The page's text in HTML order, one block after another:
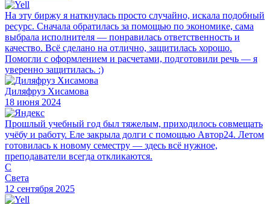
На эту биржу я наткнулась просто случайно, искала подобный
ресурс. Сначала обратилась за помощью по экономике, сама
выбрала исполнителя — понравилась ответственность и
качество. Всё сделано на отлично, защитилась хорошо.
Помогли с оформлением и расчетами, подготовили речь — я
уверенно защитилась. :)
Диляфруз Хисамова
18 июня 2024
Прошлый учебный год был тяжелым, приходилось совмещать
учёбу и работу. Еле закрыла долги с помощью Автор24. Летом
готовилась к новому семестру — здесь всё нужное,
преподаватели всегда откликаются.
С
Света
12 сентября 2025